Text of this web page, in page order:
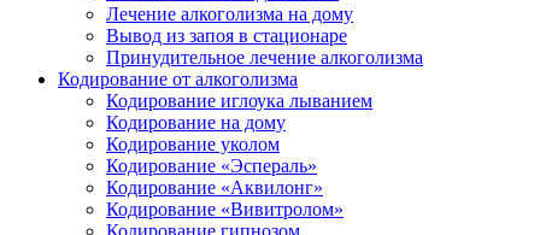
Лечение алкоголизма на дому
Вывод из запоя в стационаре
Принудительное лечение алкоголизма
Кодирование от алкоголизма
Кодирование иглоука лыванием
Кодирование на дому
Кодирование уколом
Кодирование «Эспераль»
Кодирование «Аквилонг»
Кодирование «Вивитролом»
Кодирование гипнозом